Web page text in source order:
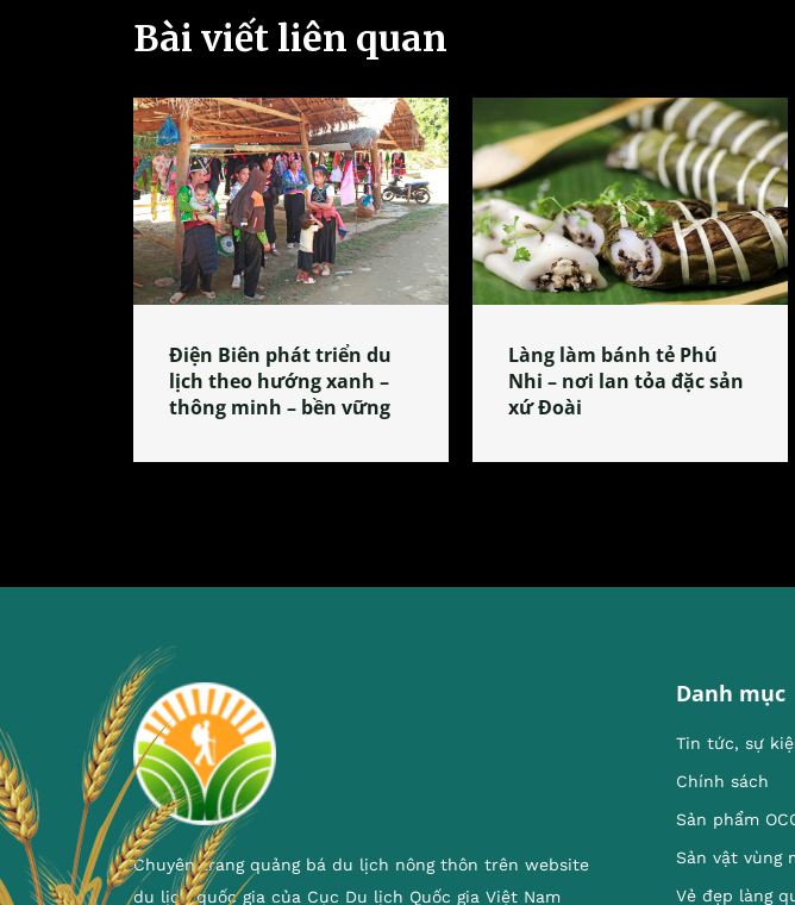
Bài viết liên quan
Điện Biên phát triển du
lịch theo hướng xanh –
thông minh – bền vững
Làng làm bánh tẻ Phú
Nhi – nơi lan tỏa đặc sản
xứ Đoài
Chuyên trang quảng bá du lịch nông thôn trên website
du lịch quốc gia của Cục Du lịch Quốc gia Việt Nam
Danh mục
Tin tức, sự
Chính sách
Sản phẩm
Sản vật vùng
Vẻ đẹp làng